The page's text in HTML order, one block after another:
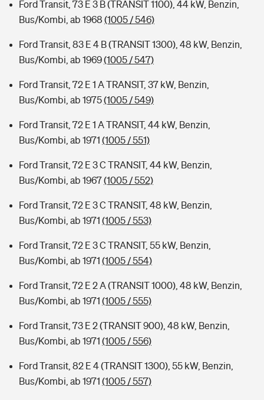
Ford Transit, 73 E 3 B (TRANSIT 1100), 44 kW, Benzin,
Bus/Kombi, ab 1968 (1005 / 546)
Ford Transit, 83 E 4 B (TRANSIT 1300), 48 kW, Benzin,
Bus/Kombi, ab 1969(1005 / 547)
Ford Transit, 72 E 1 A TRANSIT, 37 kW, Benzin,
Bus/Kombi, ab 1975(1005 / 549)
Ford Transit, 72 E 1 A TRANSIT, 44 kW, Benzin,
Bus/Kombi, ab 1971 (1005 / 551)
Ford Transit, 72 E 3 C TRANSIT, 44 kW, Benzin,
Bus/Kombi, ab 1967(1005 / 552)
Ford Transit, 72 E 3 C TRANSIT, 48 kW, Benzin,
Bus/Kombi, ab 1971 (1005 / 553)
Ford Transit, 72 E 3 C TRANSIT, 55 kW, Benzin,
Bus/Kombi, ab 1971 (1005 / 554)
Ford Transit, 72 E 2 A (TRANSIT 1000), 48 kW, Benzin,
Bus/Kombi, ab 1971 (1005 / 555)
Ford Transit, 73 E 2 (TRANSIT 900), 48 kW, Benzin,
Bus/Kombi, ab 1971 (1005 / 556)
Ford Transit, 82 E 4 (TRANSIT 1300), 55 kW, Benzin,
Bus/Kombi, ab 1971 (1005 / 557)